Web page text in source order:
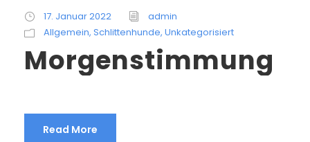
17. Januar 2022
admin
Allgemein, Schlittenhunde, Unkategorisiert
Morgenstimmung
Read More